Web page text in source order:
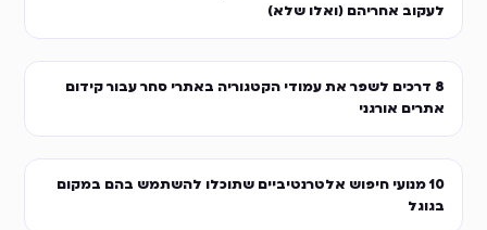
לעקוב אחריהם (ואלו שלא)
8 דרכים לשפר את עמודי הקטגוריה באתרי סחר עבור קידום
אתרים אורגני
10 מנועי חיפוש אלטרנטיביים שתוכלו להשתמש בהם במקום
בגוגל